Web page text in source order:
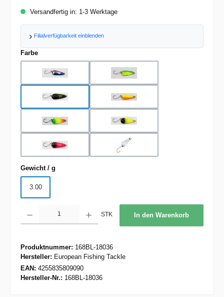
Versandfertig in: 1-3 Werktage
Filialverfügbarkeit einblenden
Farbeauswählen
blue pink silver glitter green yellow glitter
olive black gold-glitter orange yellow glitter
orange yellow green glittperl-yellow black glitter
pink black glitter silver
Gewicht / g
3.00
STK In den Warenkorb
Produktnummer: 168BL-18036
Hersteller: European Fishing Tackle
EAN: 4255835809090
Hersteller-Nr.: 168BL-18036